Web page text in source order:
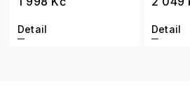
Detail Detail